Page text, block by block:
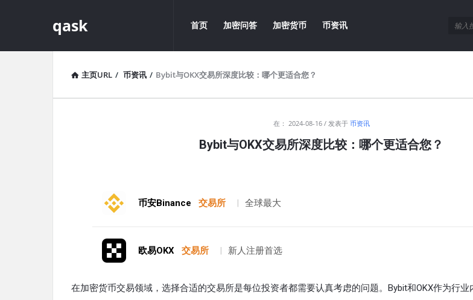
qask
导
航
首页 加密问答 加密货币 币资讯
主页URL / 币资讯 / Bybit与OKX交易所深度比较：哪个更适合您？
在： 2024-08-16 发表于 币资讯
Bybit与OKX交易所深度比较：哪个更适合您？
币安Binance 交易所 | 全球最大
欧易OKX 交易所 | 新人注册首选
在加密货币交易领域，选择合适的交易所是每位投资者都需要认真考虑的问题。Bybit和OKX作为行